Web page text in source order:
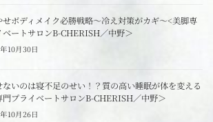
せボディメイク必勝戦略～冷え対策がカギ～<美脚専
ベートサロンB-CHERISH／中野＞
10月30日
いのは寝不足のせい！？質の高い睡眠が体を変える
門プライベートサロンB-CHERISH／中野＞
10月26日